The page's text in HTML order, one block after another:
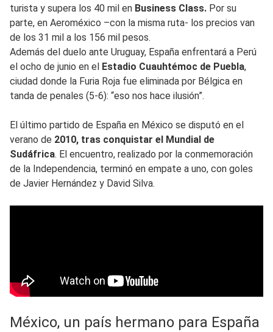
turista y supera los 40 mil en Business Class. Por su
parte, en Aeroméxico –con la misma ruta- los precios van
de los 31 mil a los 156 mil pesos.
Además del duelo ante Uruguay, España enfrentará a Perú
el ocho de junio en el Estadio Cuauhtémoc de Puebla,
ciudad donde la Furia Roja fue eliminada por Bélgica en
tanda de penales (5-6): “eso nos hace ilusión”.
El último partido de España en México se disputó en el
verano de 2010, tras conquistar el Mundial de
Sudáfrica. El encuentro, realizado por la conmemoración
de la Independencia, terminó en empate a uno, con goles
de Javier Hernández y David Silva.
México, un país hermano para España